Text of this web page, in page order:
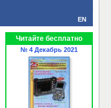
EN
Читайте бесплатно
№ 4 Декабрь 2021